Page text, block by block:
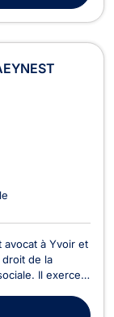
avocat à Yvoir et
de la
Il exerce
familial,